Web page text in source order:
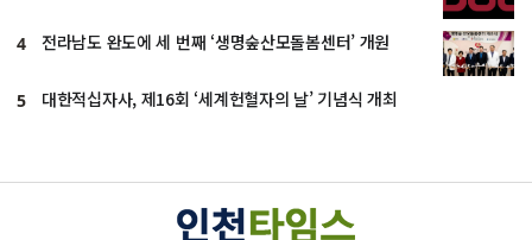
4 전라남도 완도에 세 번째 ‘생명숲산모돌봄센터’ 개원
5 대한적십자사, 제16회 ‘세계헌혈자의 날’ 기념식 개최